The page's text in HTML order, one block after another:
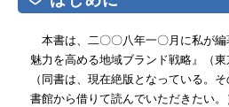
本書は、二〇〇八年一〇月に私が
魅力を高める地域ブランド戦略』（
（同書は、現在絶版となっている。
書館から借りて読んでいただきたい。